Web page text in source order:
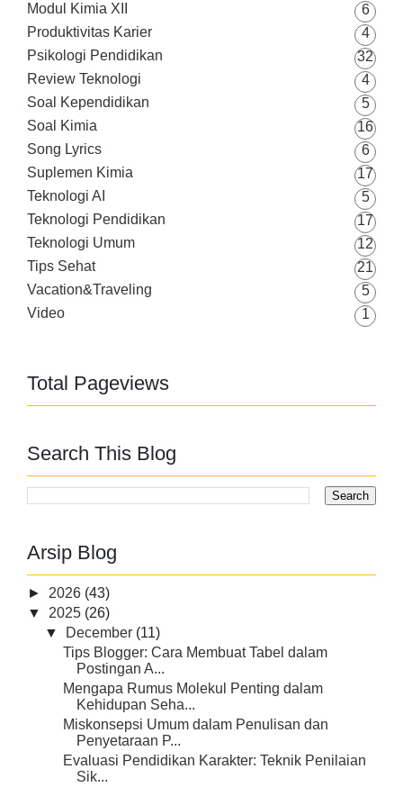
Modul Kimia XII
6
Produktivitas Karier
4
Psikologi Pendidikan
32
Review Teknologi
4
Soal Kependidikan
5
Soal Kimia
16
Song Lyrics
6
Suplemen Kimia
17
Teknologi AI
5
Teknologi Pendidikan
17
Teknologi Umum
12
Tips Sehat
21
Vacation&Traveling
5
Video
1
Total Pageviews
Search This Blog
Arsip Blog
► 2026 (43)
▼ 2025 (26)
▼
December (11)
Tips Blogger: Cara Membuat Tabel dalam
Postingan A...
Mengapa Rumus Molekul Penting dalam
Kehidupan Seha...
Miskonsepsi Umum dalam Penulisan dan
Penyetaraan P...
Evaluasi Pendidikan Karakter: Teknik Penilaian
Sik...